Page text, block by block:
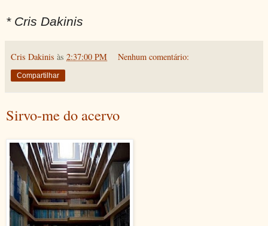
* Cris Dakinis
Cris Dakinis às 2:37:00 PM Nenhum comentário:
Compartilhar
Sirvo-me do acervo